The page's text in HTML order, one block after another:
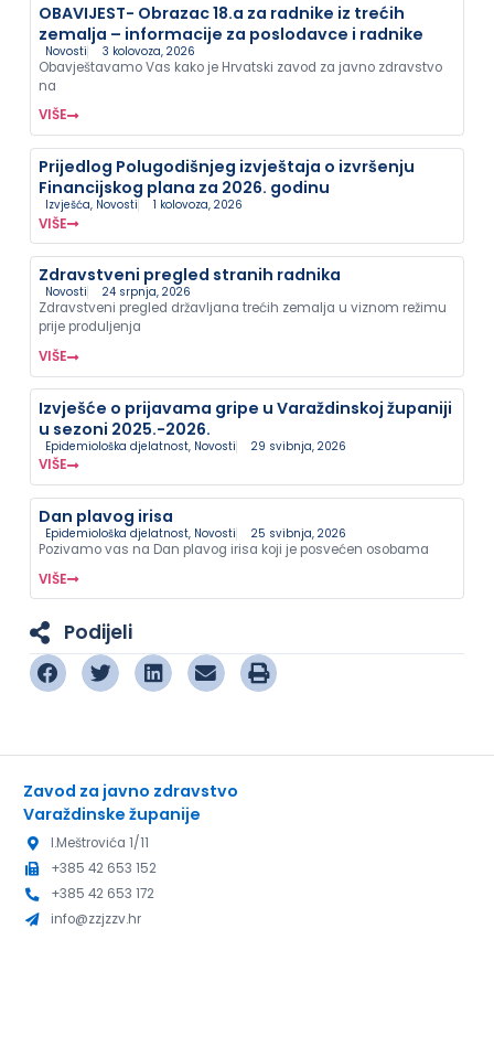
OBAVIJEST- Obrazac 18.a za radnike iz trećih
zemalja – informacije za poslodavce i radnike
Novosti 3 kolovoza, 2026
Obavještavamo Vas kako je Hrvatski zavod za javno zdravstvo
na
VIŠE
Prijedlog Polugodišnjeg izvještaja o izvršenju
Financijskog plana za 2026. godinu
Izvješća, Novosti 1 kolovoza, 2026
VIŠE
Zdravstveni pregled stranih radnika
Novosti 24 srpnja, 2026
Zdravstveni pregled državljana trećih zemalja u viznom režimu
prije produljenja
VIŠE
Izvješće o prijavama gripe u Varaždinskoj županiji
u sezoni 2025.-2026.
Epidemiološka djelatnost, Novosti 29 svibnja, 2026
VIŠE
Dan plavog irisa
Epidemiološka djelatnost, Novosti 25 svibnja, 2026
Pozivamo vas na Dan plavog irisa koji je posvećen osobama
VIŠE
Podijeli
Zavod za javno zdravstvo
Varaždinske županije
I.Meštrovića 1/11
+385 42 653 152
+385 42 653 172
info@zzjzzv.hr